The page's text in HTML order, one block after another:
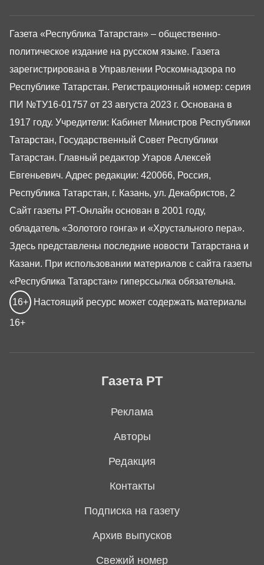
Газета РТ
Реклама
Авторы
Редакция
Контакты
Подписка на газету
Архив выпусков
Свежий номер
Газета «Республика Татарстан» – общественно-
политическое издание на русском языке. Газета
зарегистрирована в Управлении Роскомнадзора по
Республике Татарстан. Регистрационный номер: серия
ПИ №ТУ16-01757 от 23 августа 2023 г. Основана в
1917 году. Учредители: Кабинет Министров Республики
Татарстан, Государственный Совет Республики
Татарстан. Главный редактор Угаров Алексей
Евгеньевич. Адрес редакции: 420066, Россия,
Республика Татарстан, г. Казань, ул. Декабристов, 2
Сайт газеты РТ-Онлайн основан в 2001 году,
обладатель «Золотого гонга» и «Хрустального пера».
Здесь представлены последние новости Татарстана и
Казани. При использовании материалов с сайта газеты
«Республика Татарстан» гиперссылка обязательна.
16+ Настоящий ресурс может содержать материалы
16+